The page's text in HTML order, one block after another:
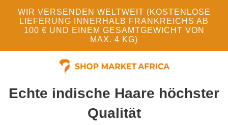
WIR VERSENDEN WELTWEIT (KOSTENLOSE
LIEFERUNG INNERHALB FRANKREICHS AB
100 € UND EINEM GESAMTGEWICHT VON
MAX. 4 KG)
Echte indische Haare höchster
Qualität